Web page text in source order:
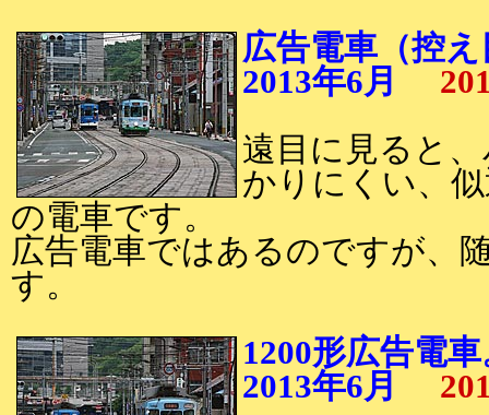
広告電車（控
2013年6月
遠目に見ると
かりにくい、
の電車です。
広告電車ではあるのですが、
す。
1200形広告電
2013年6月